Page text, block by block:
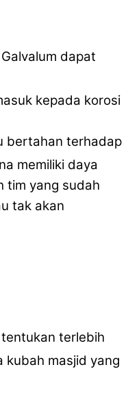
dapat
kepada korosi
bertahan terhadap
memiliki daya
tim yang sudah
tak akan
terlebih
kubah masjid yang